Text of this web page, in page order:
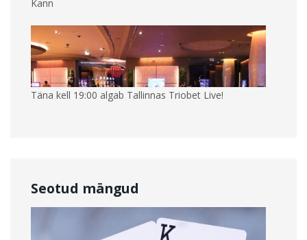
Kann
Täna kell 19:00 algab Tallinnas Triobet Live!
Seotud mängud